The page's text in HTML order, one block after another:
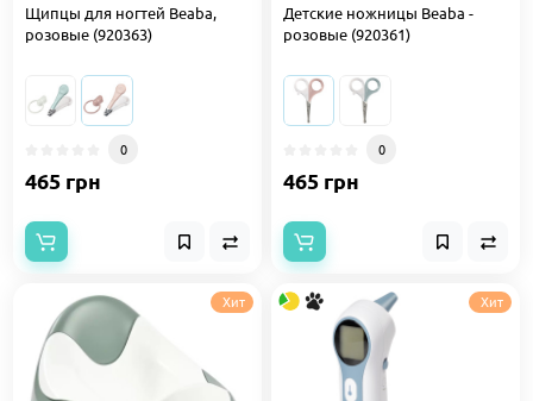
Щипцы для ногтей Beaba,
розовые (920363)
0
465 грн
Детские ножницы Beaba -
розовые (920361)
0
465 грн
Хит Хит